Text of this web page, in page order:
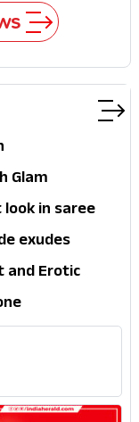
Glam
in saree
exudes
and Erotic